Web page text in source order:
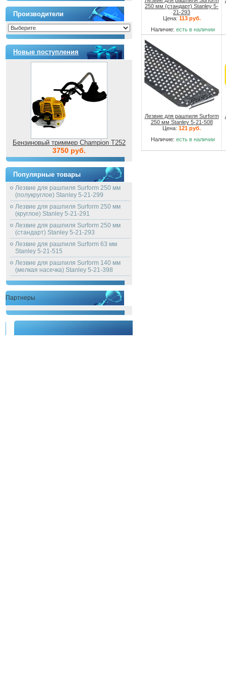
Производители
Новые поступления
Бензиновый триммер Champion T252
3750 руб.
Популярные товары
Лезвие для рашпиля Surform 250 мм
(полукруглое) Stanley 5-21-299
Лезвие для рашпиля Surform 250 мм
(круглое) Stanley 5-21-291
Лезвие для рашпиля Surform 250 мм
(стандарт) Stanley 5-21-293
Лезвие для рашпиля Surform 63 мм
Stanley 5-21-515
Лезвие для рашпиля Surform 140 мм
(мелкая насечка) Stanley 5-21-398
Партнеры
250 мм (стандарт) Stanley 5-
21-293
Цена: 113 руб.
Наличие: есть в наличии
Лезвие для рашпиля Surform
250 мм Stanley 5-21-508
Цена: 121 руб.
Наличие: есть в наличии